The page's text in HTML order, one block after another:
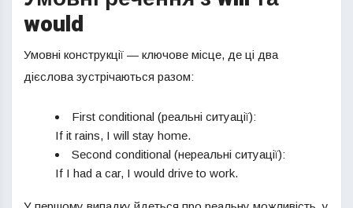
would
Умовні конструкції — ключове місце, де ці два
дієслова зустрічаються разом:
First conditional (реальні ситуації):
If it rains, I will stay home.
Second conditional (нереальні ситуації):
If I had a car, I would drive to work.